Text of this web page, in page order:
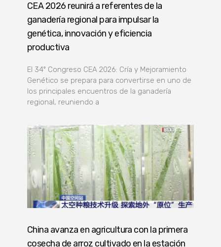
CEA 2026 reunirá a referentes de la
ganadería regional para impulsar la
genética, innovación y eficiencia
productiva
El 34º Congreso CEA 2026: Cría y Mejoramiento
Genético se prepara para convertirse en uno de
los principales encuentros de la ganadería
regional, reuniendo a
China avanza en agricultura con la primera
cosecha de arroz cultivado en la estación